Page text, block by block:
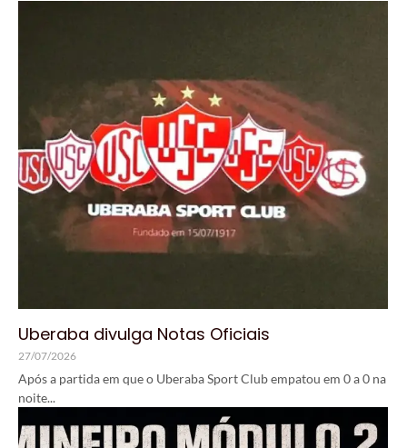
Uberaba divulga Notas Oficiais
27/07/2026
Após a partida em que o Uberaba Sport Club empatou em 0 a 0 na
noite...